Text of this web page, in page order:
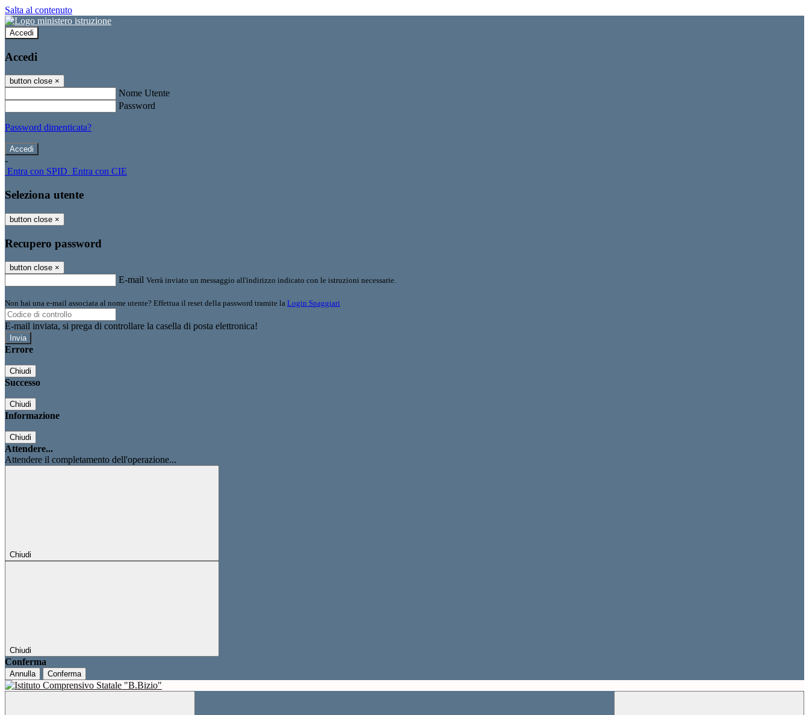
Salta al contenuto
Accedi
Accedi
button close ×
Nome Utente
Password
Password dimenticata?
-
Entra con SPID Entra con CIE
Seleziona utente
button close ×
Recupero password
button close ×
E-mail Verrà inviato un messaggio all'indirizzo indicato con le istruzioni necessarie.
Non hai una e-mail associata al nome utente? Effettua il reset della password tramite la Login Spaggiari
E-mail inviata, si prega di controllare la casella di posta elettronica!
Errore
Chiudi
Successo
Chiudi
Informazione
Chiudi
Attendere...
Attendere il completamento dell'operazione...
Chiudi
Chiudi
Conferma
Annulla Conferma